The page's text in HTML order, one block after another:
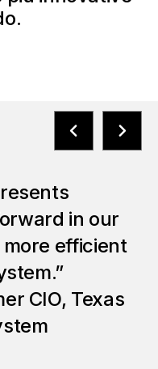
of our
fueling
our
managed